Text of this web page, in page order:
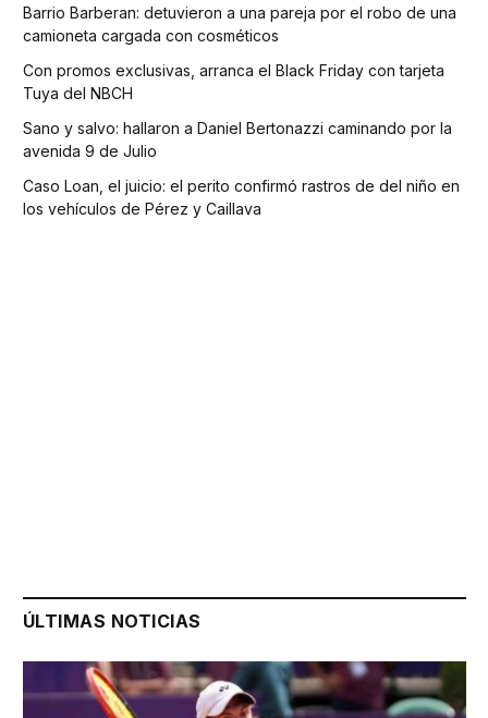
Barrio Barberan: detuvieron a una pareja por el robo de una
camioneta cargada con cosméticos
Con promos exclusivas, arranca el Black Friday con tarjeta
Tuya del NBCH
Sano y salvo: hallaron a Daniel Bertonazzi caminando por la
avenida 9 de Julio
Caso Loan, el juicio: el perito confirmó rastros de del niño en
los vehículos de Pérez y Caillava
ÚLTIMAS NOTICIAS